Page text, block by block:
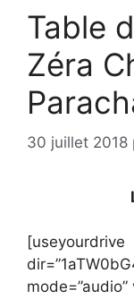
Table
Zéra
30 juillet 2018
[useyourdrive